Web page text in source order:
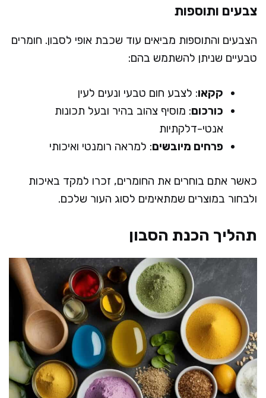
צבעים ותוספות
הצבעים והתוספות מביאים עוד שכבת אופי לסבון. חומרים
טבעיים שניתן להשתמש בהם:
קקאו: לצבע חום טבעי ונעים לעין
כורכום: מוסיף צהוב בהיר ובעל תכונות
אנטי-דלקתיות
פרחים מיובשים: למראה רומנטי ואיכותי
כאשר אתם בוחרים את החומרים, זכרו למקד באיכות
ולבחור במוצרים שמתאימים לסוג העור שלכם.
תהליך הכנת הסבון